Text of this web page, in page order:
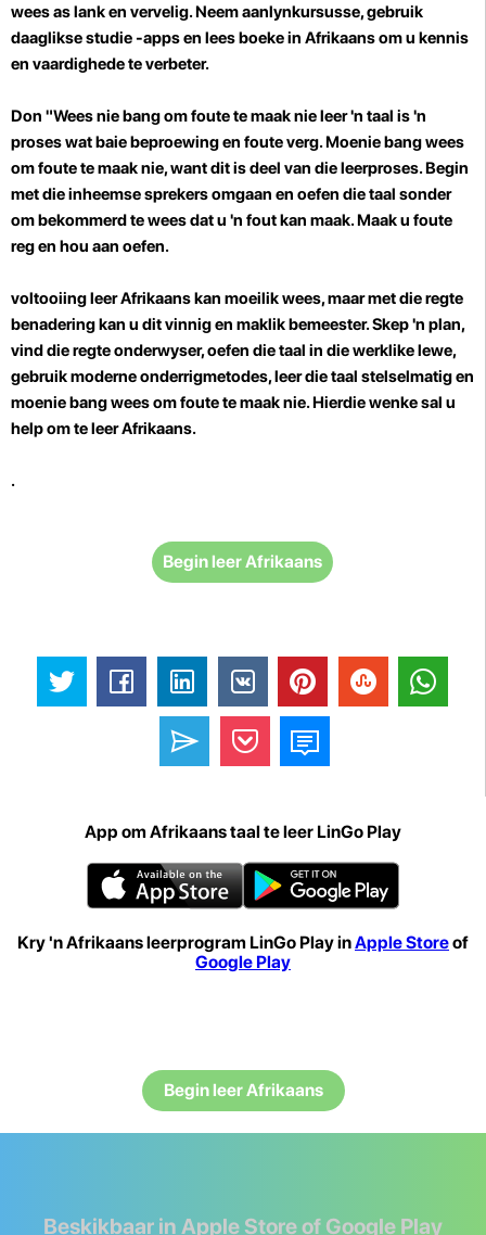
wees as lank en vervelig. Neem aanlynkursusse, gebruik
daaglikse studie -apps en lees boeke in Afrikaans om u kennis
en vaardighede te verbeter.
Don "Wees nie bang om foute te maak nieleer 'n taal is 'n
proses wat baie beproewing en foute verg. Moenie bang wees
om foute te maak nie, want dit is deel van die leerproses. Begin
met die inheemse sprekers omgaan en oefen die taal sonder
om bekommerd te wees dat u 'n fout kan maak. Maak u foute
reg en hou aan oefen.
voltooiingleer Afrikaans kan moeilik wees, maar met die regte
benadering kan u dit vinnig en maklik bemeester. Skep 'n plan,
vind die regte onderwyser, oefen die taal in die werklike lewe,
gebruik moderne onderrigmetodes, leer die taal stelselmatig en
moenie bang wees om foute te maak nie. Hierdie wenke sal u
help om te leer Afrikaans.
.
Begin leer Afrikaans
App om Afrikaans taal te leer LinGo Play
Kry 'n Afrikaans leerprogram LinGo Play inApple Storeof
Google Play
Begin leer Afrikaans
Beskikbaar in Apple Store of Google Play